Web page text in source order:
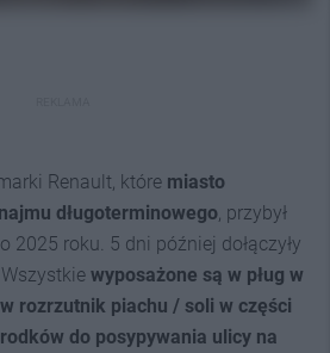
Renault, które miasto
długoterminowego, przybył
2025 roku. 5 dni później dołączyły
wyposażone są w pług w
rozrzutnik piachu / soli w części
do posypywania ulicy na